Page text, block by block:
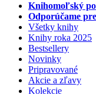
Knihomoľský
Odporúčame
Všetky knihy
Knihy roka 2025
Bestsellery
Novinky
Pripravované
Akcie a zľavy
Kolekcie